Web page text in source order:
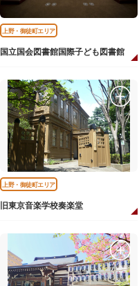
上野・御徒町エリア
国立国会図書館国際子ども図書館
上野・御徒町エリア
旧東京音楽学校奏楽堂